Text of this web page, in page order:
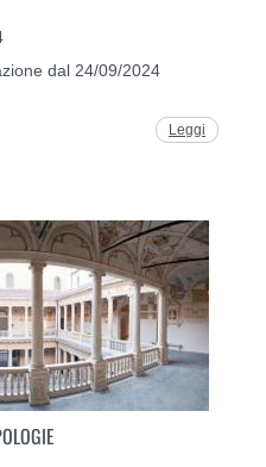
dal 24/09/2024
Leggi